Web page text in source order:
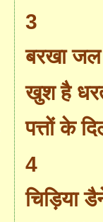
3
बरखा जल
खुश है
पत्तों के
4
चिड़िया